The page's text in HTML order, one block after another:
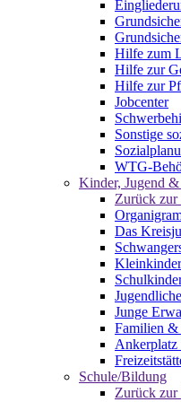
Hilfe zum
Hilfe zur
Hilfe zur
Jobcenter
Sonstige
WTG-
Kinder, Jugend
Zurück zur
Das
Kleinkinder
Jugendliche
Junge
Familien &
Schule/Bildung
Zurück zur